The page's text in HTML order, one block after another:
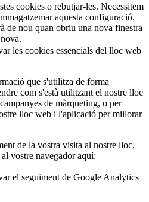
cookies o rebutjar-les. Necessitem
aquesta configuració.
de nou quan obriu una nova finestra
les cookies essencials del lloc web
que s'utilitza de forma
com s'està utilitzant el nostre lloc
de màrqueting, o per
lloc web i l'aplicació per millorar
de la vostra visita al nostre lloc,
vostre navegador aquí:
el seguiment de Google Analytics